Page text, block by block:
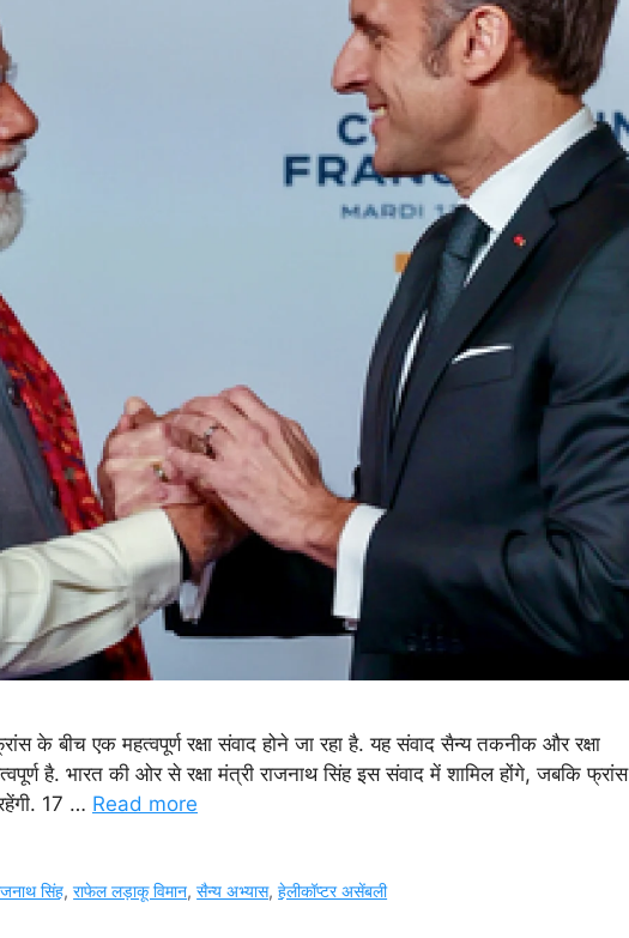
के बीच एक महत्वपूर्ण रक्षा संवाद होने जा रहा है. यह संवाद सैन्य तकनीक और रक्षा
है. भारत की ओर से रक्षा मंत्री राजनाथ सिंह इस संवाद में शामिल होंगे, जबकि फ्रांस
17 … Read more
सिंह,राफेल लड़ाकू विमान,सैन्य अभ्यास,हेलीकॉप्टर असेंबली